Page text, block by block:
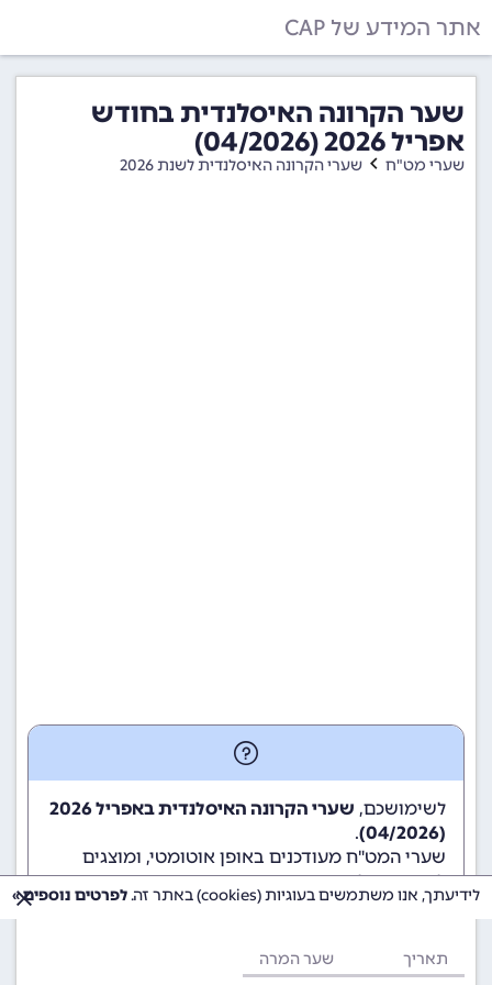
אתר המידע של CAP
שער הקרונה האיסלנדית בחודש
אפריל 2026 (04/2026)
שערי מט"ח שערי הקרונה האיסלנדית לשנת 2026
לשימושכם,
שערי הקרונה האיסלנדית באפריל 2026
(04/2026)
.
שערי המט"ח מעודכנים באופן אוטומטי, ומוצגים
לשימוש גולשי ומשתמשי האתר.
תאריך שער המרה
לידיעתך, אנו משתמשים בעוגיות (cookies) באתר זה. לפרטים נוספים »